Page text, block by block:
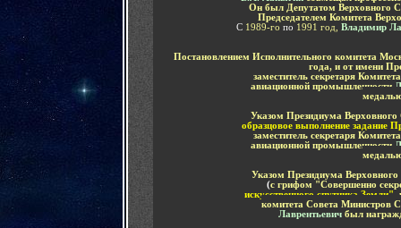
Он был Депутатом Верховного
Председателем Комитета
С 1989-го по 1991 год, Владимир
Постановлением Исполнительного комитета
года, и от имени
заместитель секретаря
авиационной промышленности
Указом Президиума
образцовое выполнение задание
заместитель секретаря
авиационной промышленности
Указом Президиума
(с грифом "Совершенно
искусственного спутника Земли"
комитета Совета Министров
Лаврентьевич был